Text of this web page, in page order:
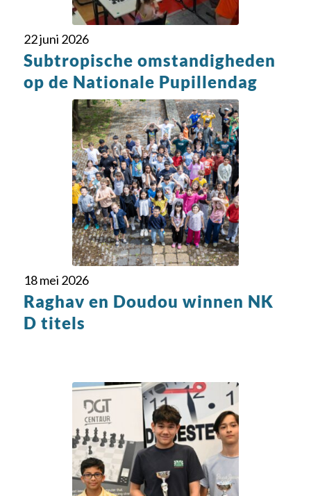
22 juni 2026
Subtropische omstandigheden
op de Nationale Pupillendag
18 mei 2026
Raghav en Doudou winnen NK
D titels